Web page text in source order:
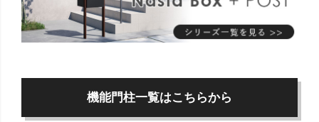
機能門柱一覧はこちらから